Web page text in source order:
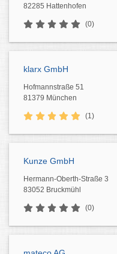
82285 Hattenhofen
(0)
klarx GmbH
Hofmannstraße 51
81379 München
(1)
Kunze GmbH
Hermann-Oberth-Straße 3
83052 Bruckmühl
(0)